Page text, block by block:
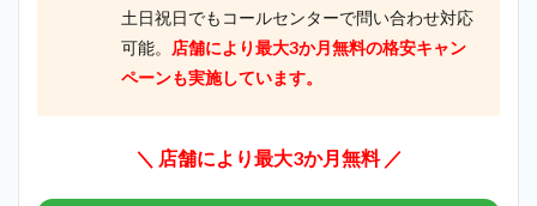
土日祝日でもコールセンターで問い合わせ対応
可能。
店舗により最大3か月無料の格安キャン
ペーンも実施しています。
＼ 店舗により最大3か月無料 ／